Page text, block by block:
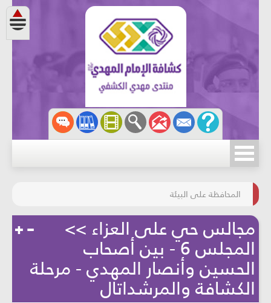
مسابقة الركب الحسينيّ
المحافظة على البيئة
مجالس حي على العزاء >>
المجلس 6 - بين أصحاب
الحسين وأنصار المهدي - مرحلة
الكشافة والمرشداتال